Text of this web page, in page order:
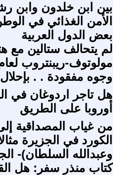
بين ابن خلدون وابن
الأمن الغذائي في
بعض الدول العربية
لم يتحالف ستالين مع
مولوتوف-ريبنتروب لعام
وجوه مفقودة . .
هل تاجر اردوغان في
أوروبا على الطريق
من غياب المصداقية
الكورد في الجزيرة
وعبدالله السلطان)-
كتاب منذر سفر: هل